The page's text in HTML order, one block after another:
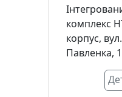
комплекс
корпус,
Павленка,